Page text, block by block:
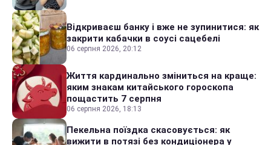
Відкриваєш банку і вже не зупинитися: як
закрити кабачки в соусі сацебелі
06 серпня 2026, 20:12
Життя кардинально зміниться на краще:
яким знакам китайського гороскопа
пощастить 7 серпня
06 серпня 2026, 18:13
Пекельна поїздка скасовується: як
вижити в потязі без кондиціонера у